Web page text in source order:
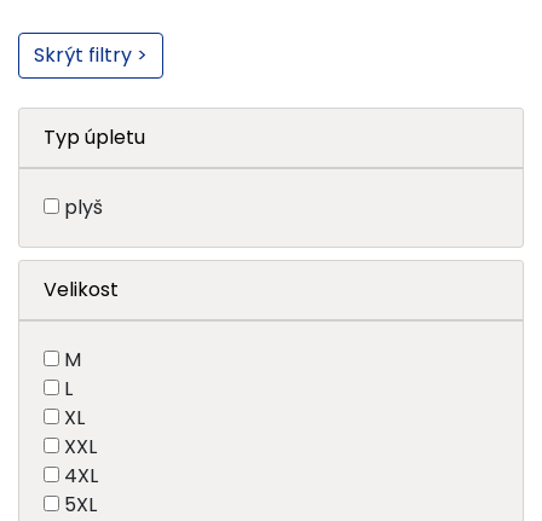
Skrýt filtry >
Typ úpletu
plyš
Velikost
M
L
XL
XXL
4XL
5XL